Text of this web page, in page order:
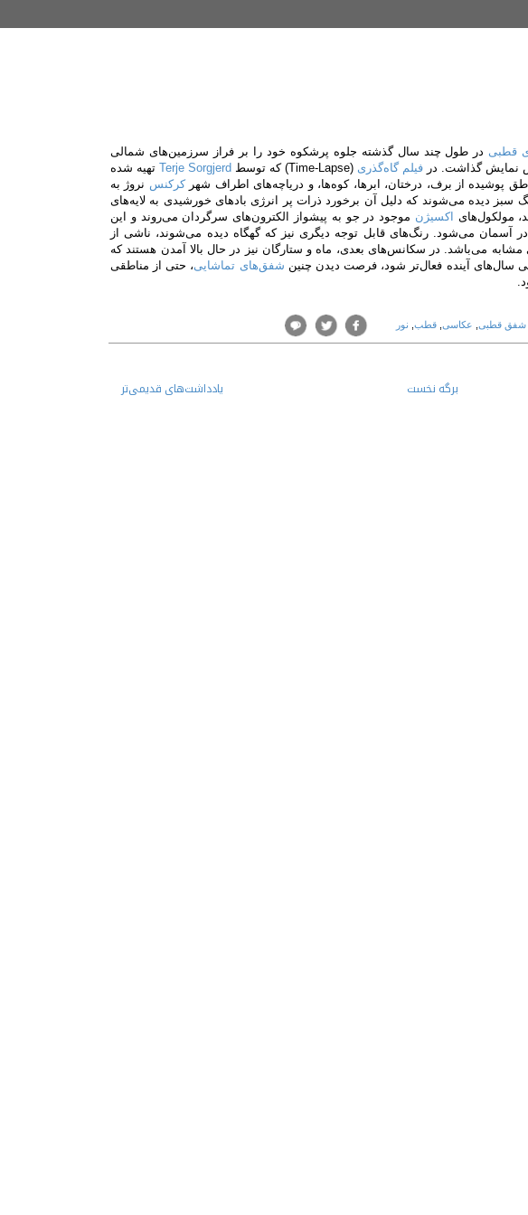
قطبی در طول چند سال گذشته جلوه‌ پرشکوه خود را بر فراز سرزمین‌های شمالی
نمایش گذاشت. در فیلم گاه‌گذری (
Time-Lapse) که توسط Terje Sorgjerd تهیه شده
پوشیده از برف، درختان، ابرها، کوه‌ها، و دریاچه‌های اطراف شهر کرکنس نروژ به
سبز دیده می‌شوند که دلیل آن برخورد ذرات پر انرژی بادهای خورشیدی به لایه‌های
مولکول‌های اکسیژن موجود در جو به پیشواز الکترون‌های سرگردان می‌روند و این
می‌شود. رنگ‌های قابل توجه دیگری نیز که گهگاه دیده می‌شوند، ناشی از
می‌باشد. در سکانس‌های بعدی، ماه و ستارگان نیز در حال بالا آمدن هستند که
سال‌های آینده فعال‌تر شود، فرصت دیدن چنین شفق‌های تماشایی، حتی از مناطقی
شفق قطبی, عکاسی, قطب, نور
یادداشت‌های قدیمی‌تر برگه نخست